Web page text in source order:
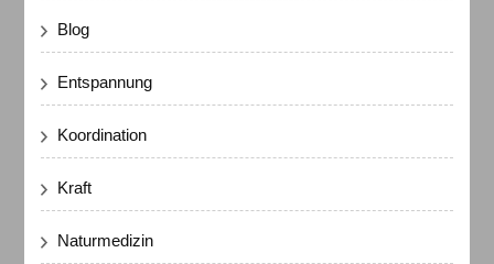
Blog
Entspannung
Koordination
Kraft
Naturmedizin